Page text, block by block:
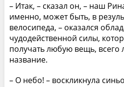
– Итак, – сказал он, – наш
именно, может быть, в
велосипеда, – оказался
чудодейственной силы,
получать любую вещь,
название.
– О небо! – воскликнула